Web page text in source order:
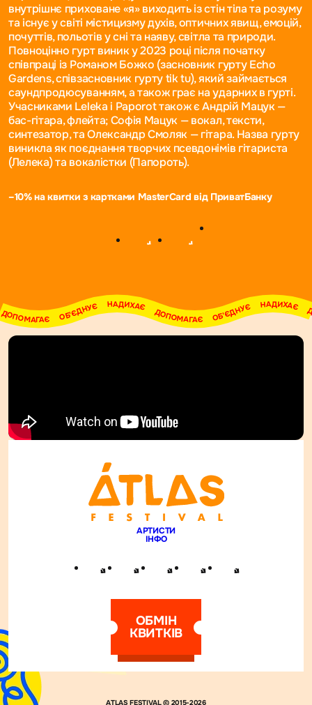
внутрішнє приховане «я» виходить із стін тіла та розуму
та існує у світі містицизму духів, оптичних явищ, емоцій,
почуттів, польотів у сні та наяву, світла та природи.
Повноцінно гурт виник у 2023 році після початку
співпраці із Романом Божко (засновник гурту Echo
Gardens, співзасновник гурту tik tu), який займається
саундпродюсуванням, а також грає на ударних в гурті.
Учасниками Leleka i Paporot також є Андрій Мацук —
бас-гітара, флейта; Софія Мацук — вокал, тексти,
синтезатор, та Олександр Смоляк — гітара. Назва гурту
виникла як поєднання творчих псевдонімів гітариста
(Лелека) та вокалістки (Папороть).
–10% на квитки з картками MasterCard від ПриватБанку
ДОПОМАГАЄ     ОБ'ЄДНУЄ     НАДИХАЄ     ДОПОМАГАЄ     ОБ'ЄДНУЄ     НАДИХАЄ     ДОПОМАГАЄ     ОБ'ЄДНУЄ     НАДИХАЄ     ДОПОМАГАЄ     ОБ'ЄДНУЄ     НАДИХАЄ     ДОПОМАГАЄ     ОБ'ЄДНУЄ     НАДИХАЄ     ДОПОМАГАЄ
АРТИСТИ
ІНФО
ОБМІН
КВИТКІВ
ATLAS FESTIVAL © 2015-2026